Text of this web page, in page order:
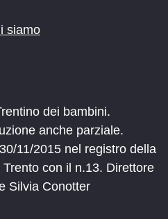
siamo
dei bambini.
anche parziale.
11/2015 nel registro della
con il n.13. Direttore
Silvia Conotter